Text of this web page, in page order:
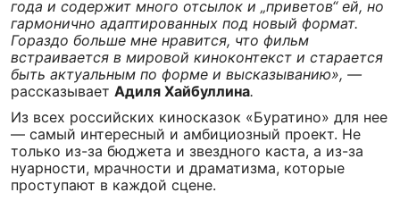
года и содержит много отсылок и „приветов“ ей, но
гармонично адаптированных под новый формат.
Гораздо больше мне нравится, что фильм
встраивается в мировой киноконтекст и старается
быть актуальным по форме и высказыванию», —
рассказывает Адиля Хайбуллина.
Из всех российских киносказок «Буратино» для нее
— самый интересный и амбициозный проект. Не
только из-за бюджета и звездного каста, а из-за
нуарности, мрачности и драматизма, которые
проступают в каждой сцене.